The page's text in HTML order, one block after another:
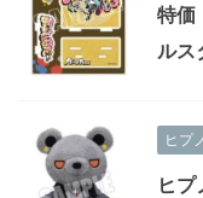
特価
ルス
ヒプ
ヒ